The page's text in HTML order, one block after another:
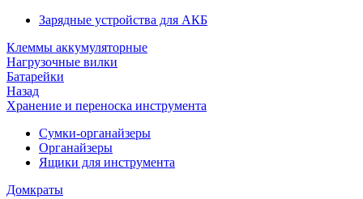
Зарядные устройства для АКБ
Клеммы аккумуляторные
Нагрузочные вилки
Батарейки
Назад
Хранение и переноска инструмента
Сумки-органайзеры
Органайзеры
Ящики для инструмента
Домкраты